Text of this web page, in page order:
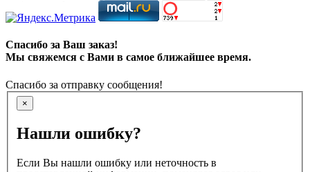
Спасибо за Ваш заказ!
Мы свяжемся с Вами в самое ближайшее время.
Спасибо за отправку сообщения!
×
Нашли ошибку?
Если Вы нашли ошибку или неточность в